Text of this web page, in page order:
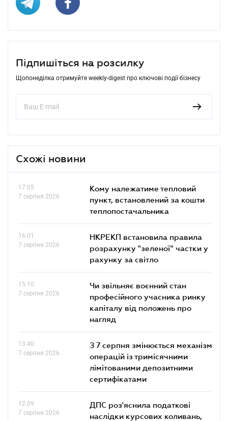
Підпишіться на розсилку
Щопонеділка отримуйте weekly-digest про ключові події бізнесу
Схожі новини
17.05
7 серпня 2026
Кому належатиме тепловий
пункт, встановлений за кошти
теплопостачальника
16.01
7 серпня 2026
НКРЕКП встановила правила
розрахунку "зеленої" частки у
рахунку за світло
15.10
7 серпня 2026
Чи звільняє воєнний стан
професійного учасника ринку
капіталу від положень про
нагляд
13.40
7 серпня 2026
З 7 серпня змінюється механізм
операцій із тримісячними
лімітованими депозитними
сертифікатами
12.09
7 серпня 2026
ДПС роз'яснила податкові
наслідки курсових коливань,